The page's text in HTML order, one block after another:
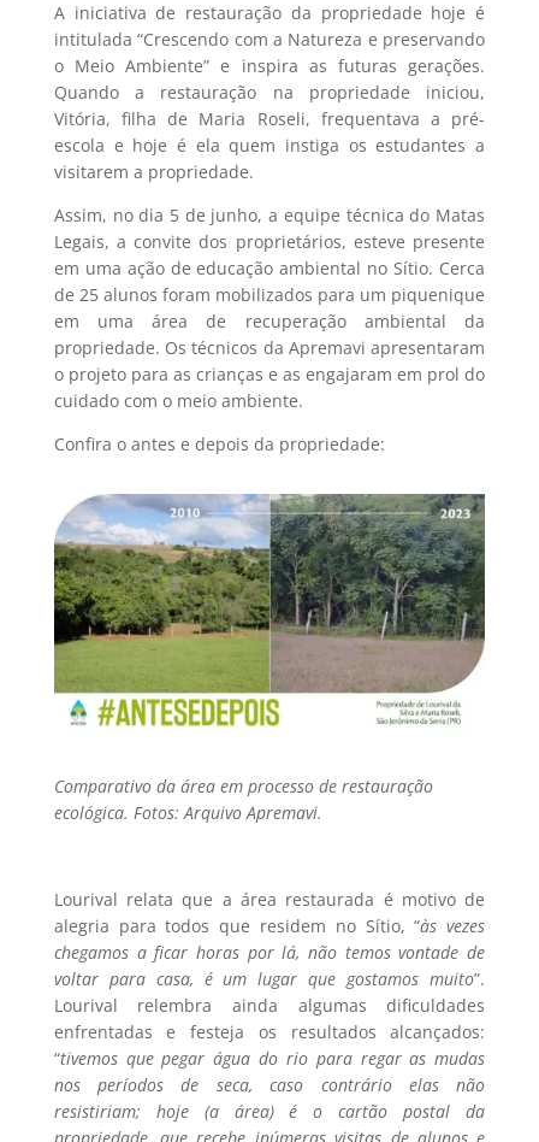
A iniciativa de restauração da propriedade hoje é
intitulada “Crescendo com a Natureza e preservando
o Meio Ambiente” e inspira as futuras gerações.
Quando a restauração na propriedade iniciou,
Vitória, filha de Maria Roseli, frequentava a pré-
escola e hoje é ela quem instiga os estudantes a
visitarem a propriedade.
Assim, no dia 5 de junho, a equipe técnica do Matas
Legais, a convite dos proprietários, esteve presente
em uma ação de educação ambiental no Sítio. Cerca
de 25 alunos foram mobilizados para um piquenique
em uma área de recuperação ambiental da
propriedade. Os técnicos da Apremavi apresentaram
o projeto para as crianças e as engajaram em prol do
cuidado com o meio ambiente.
Confira o antes e depois da propriedade:
Comparativo da área em processo de restauração
ecológica. Fotos: Arquivo Apremavi.
Lourival relata que a área restaurada é motivo de
alegria para todos que residem no Sítio, “às vezes
chegamos a ficar horas por lá, não temos vontade de
voltar para casa, é um lugar que gostamos muito”.
Lourival relembra ainda algumas dificuldades
enfrentadas e festeja os resultados alcançados:
“tivemos que pegar água do rio para regar as mudas
nos períodos de seca, caso contrário elas não
resistiriam; hoje (a área) é o cartão postal da
propriedade, que recebe inúmeras visitas de alunos e